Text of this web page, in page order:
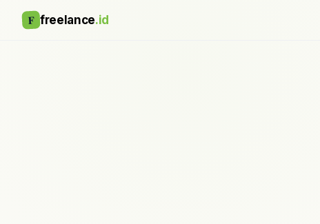
F freelance.id